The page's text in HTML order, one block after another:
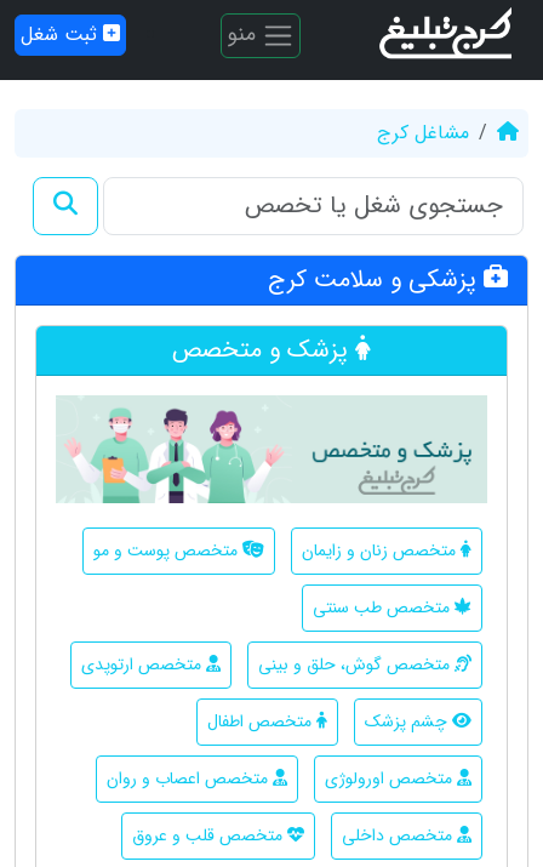
منو ثبت شغل
مشاغل کرج
پزشکی و سلامت کرج
پزشک و متخصص
متخصص زنان و زایمان متخصص پوست و مو
متخصص طب سنتی
متخصص گوش، حلق و بینی متخصص ارتوپدی
چشم پزشک متخصص اطفال
متخصص اورولوژی متخصص اعصاب و روان
متخصص داخلی متخصص قلب و عروق